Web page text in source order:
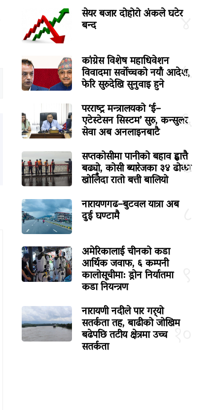
४
सेयर बजार दोहोरो अंकले घटेर
बन्द
५
कांग्रेस विशेष महाधिवेशन
विवादमा सर्वोच्चको नयाँ आदेश,
फेरि सुरुदेखि सुनुवाइ हुने
६
परराष्ट्र मन्त्रालयको ‘ई–
एटेस्टेसन सिस्टम’ सुरु, कन्सुलर
सेवा अब अनलाइनबाटै
७
सप्तकोसीमा पानीको बहाव ह्वात्तै
बढ्यो, कोसी ब्यारेजका ३४ ढोका
खोलिँदा रातो बत्ती बालियो
नारायणगढ–बुटवल यात्रा अब
दुई घण्टामै
अमेरिकालाई चीनको कडा
आर्थिक जवाफ, ६ कम्पनी
कालोसूचीमा: ड्रोन निर्यातमा
कडा नियन्त्रण
१०
नारायणी नदीले पार गर्‍यो
सतर्कता तह, बाढीको जोखिम
बढेपछि तटीय क्षेत्रमा उच्च
सतर्कता